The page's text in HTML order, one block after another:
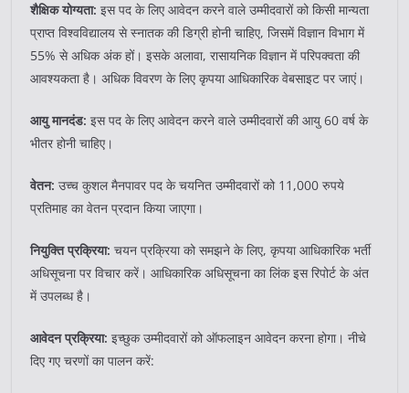
शैक्षिक योग्यता: इस पद के लिए आवेदन करने वाले उम्मीदवारों को किसी मान्यता
प्राप्त विश्वविद्यालय से स्नातक की डिग्री होनी चाहिए, जिसमें विज्ञान विभाग में
55% से अधिक अंक हों। इसके अलावा, रासायनिक विज्ञान में परिपक्वता की
आवश्यकता है। अधिक विवरण के लिए कृपया आधिकारिक वेबसाइट पर जाएं।
आयु मानदंड: इस पद के लिए आवेदन करने वाले उम्मीदवारों की आयु 60 वर्ष के
भीतर होनी चाहिए।
वेतन: उच्च कुशल मैनपावर पद के चयनित उम्मीदवारों को 11,000 रुपये
प्रतिमाह का वेतन प्रदान किया जाएगा।
नियुक्ति प्रक्रिया: चयन प्रक्रिया को समझने के लिए, कृपया आधिकारिक भर्ती
अधिसूचना पर विचार करें। आधिकारिक अधिसूचना का लिंक इस रिपोर्ट के अंत
में उपलब्ध है।
आवेदन प्रक्रिया: इच्छुक उम्मीदवारों को ऑफलाइन आवेदन करना होगा। नीचे
दिए गए चरणों का पालन करें: